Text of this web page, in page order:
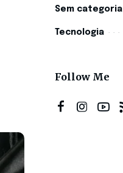
Sem categoria
Tecnologia
Follow Me